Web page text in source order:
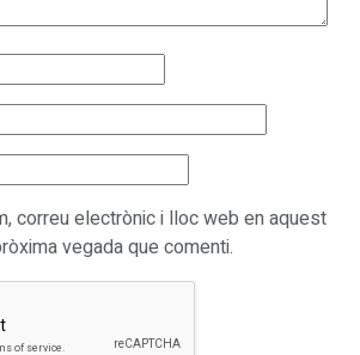
correu electrònic i lloc web en aquest
vegada que comenti.